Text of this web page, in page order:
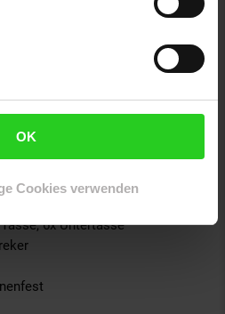
OK
Cookies verwenden
Bad Driburg
mit Untertasse
6x Untertasse